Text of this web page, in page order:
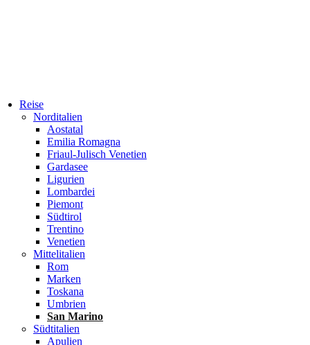
Reise
Norditalien
Aostatal
Emilia Romagna
Friaul-Julisch Venetien
Gardasee
Ligurien
Lombardei
Piemont
Südtirol
Trentino
Venetien
Mittelitalien
Rom
Marken
Toskana
Umbrien
San Marino
Südtitalien
Apulien